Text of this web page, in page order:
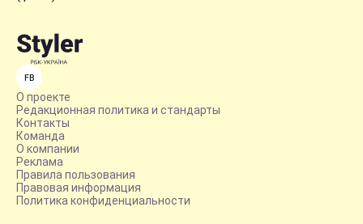
FB
О проекте
Редакционная политика и стандарты
Контакты
Команда
О компании
Реклама
Правила пользования
Правовая информация
Политика конфиденциальности